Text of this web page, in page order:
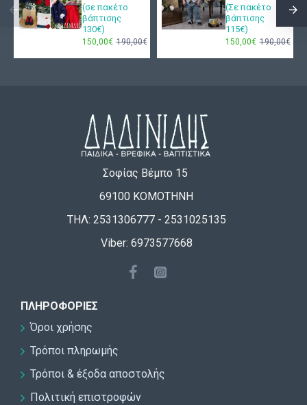
(σε πακέτο
βάπτισης
130€)
150,00€ 190,00€
(Σε πακέτο
βάπτισης
115€)
150,00€ 190,00€
Σοφίας Βέμπο 15
69100 ΚΟΜΟΤΗΝΗ
ΤΗΛ: 2531306777 - 2531025135
Viber: 6973577668
ΠΛΗΡΟΦΟΡΊΕΣ
Όροι χρήσης
Τρόποι πληρωμής
Τρόποι & έξοδα αποστολής
Πολιτική επιστροφών